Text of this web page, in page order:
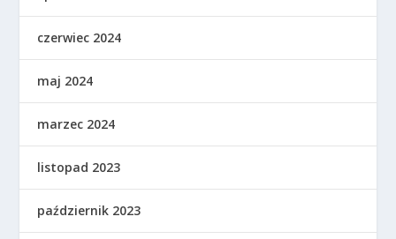
czerwiec 2024
maj 2024
marzec 2024
listopad 2023
październik 2023